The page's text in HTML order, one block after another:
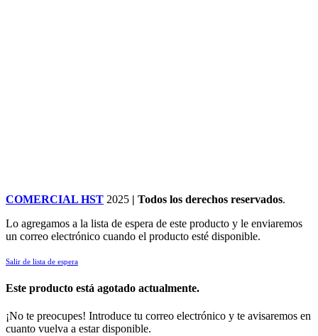
COMERCIAL HST 2025 | Todos los derechos reservados.
Lo agregamos a la lista de espera de este producto y le enviaremos
un correo electrónico cuando el producto esté disponible.
Salir de lista de espera
Este producto está agotado actualmente.
¡No te preocupes! Introduce tu correo electrónico y te avisaremos en
cuanto vuelva a estar disponible.